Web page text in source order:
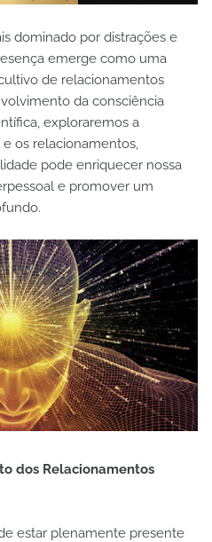
dominado por distrações e
emerge como uma
de relacionamentos
da consciência
exploraremos a
os relacionamentos,
pode enriquecer nossa
e promover um
dos Relacionamentos
estar plenamente presente